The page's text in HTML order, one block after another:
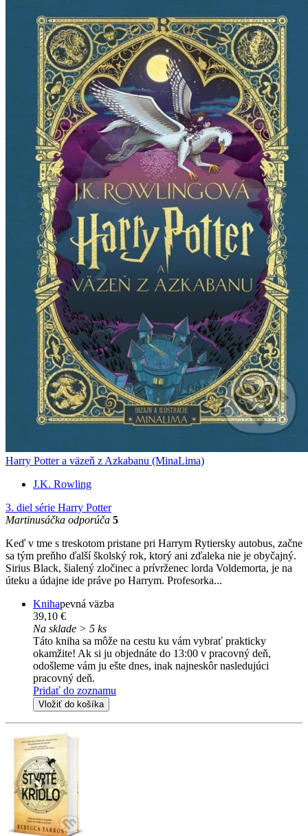
Harry Potter a väzeň z Azkabanu (MinaLima)
J.K. Rowling
3. diel série Harry Potter
Martinusáčka odporúča 5
Keď v tme s treskotom pristane pri Harrym Rytiersky autobus, začne
sa tým preňho ďalší školský rok, ktorý ani zďaleka nie je obyčajný.
Sirius Black, šialený zločinec a prívrženec lorda Voldemorta, je na
úteku a údajne ide práve po Harrym. Profesorka...
Knihapevná väzba
39,10 €
Na sklade > 5 ks
Táto kniha sa môže na cestu ku vám vybrať prakticky
okamžite! Ak si ju objednáte do 13:00 v pracovný deň,
odošleme vám ju ešte dnes, inak najneskôr nasledujúci
pracovný deň.
Pridať do zoznamu
Vložiť do košíka